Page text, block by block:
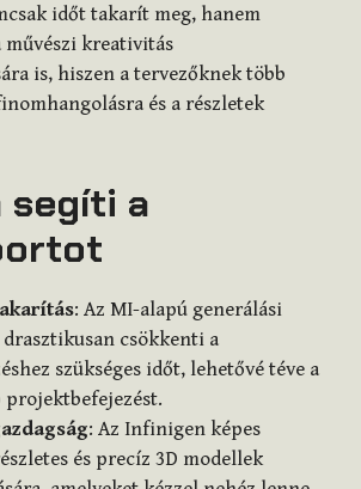
időt takarít meg, hanem
művészi kreativitás
is, hiszen a tervezőknek több
és a részletek
segíti a
: Az MI-alapú generálási
csökkenti a
szükséges időt, lehetővé téve a
projektbefejezést.
: Az Infinigen képes
és precíz 3D modellek